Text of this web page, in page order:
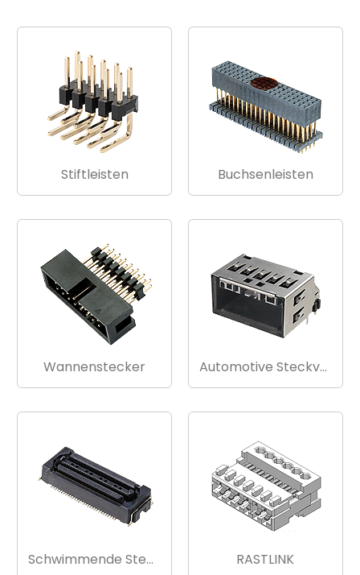
Stiftleisten Buchsenleisten
Wannenstecker Automotive Steckverbinder
Schwimmende Steckverbinder RASTLINK